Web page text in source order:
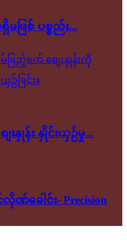
ြစ် ပစ္စည်း...
းနှုန်း နှိုင်းယှဉ်မှု...
ခေါင်း- Precision